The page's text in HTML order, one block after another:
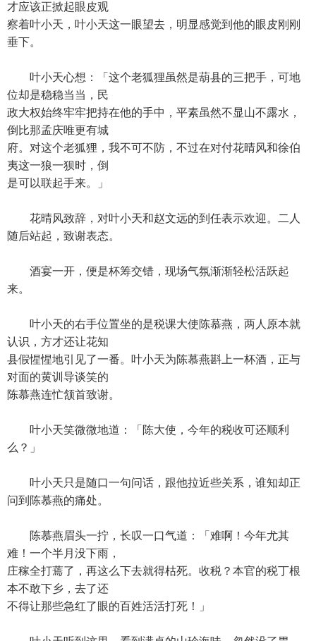
才应该正掀起眼皮观
察着叶小天，叶小天这一眼望去，明显感觉到他的眼皮刚刚
垂下。
叶小天心想：「这个老狐狸虽然是葫县的三把手，可地
位却是稳稳当当，民
政大权始终牢牢把持在他的手中，平素虽然不显山不露水，
倒比那孟庆唯更有城
府。对这个老狐狸，我不可不防，不过在对付花晴风和徐伯
夷这一狼一狈时，倒
是可以联起手来。」
花晴风致辞，对叶小天和赵文远的到任表示欢迎。二人
随后站起，致谢表态。
酒宴一开，便是杯筹交错，现场气氛渐渐轻松活跃起
来。
叶小天的右手位置坐的是税课大使陈慕燕，两人原本就
认识，方才还让花知
县假惺惺地引见了一番。叶小天为陈慕燕斟上一杯酒，正与
对面的黄训导谈笑的
陈慕燕连忙颔首致谢。
叶小天笑微微地道：「陈大使，今年的税收可还顺利
么？」
叶小天只是随口一句问话，跟他拉近些关系，谁知却正
问到陈慕燕的痛处。
陈慕燕眉头一拧，长叹一口气道：「难啊！今年尤其
难！一个半月没下雨，
庄稼全打蔫了，再这么下去就得枯死。收税？本官的税丁根
本不敢下乡，去了还
不得让那些急红了眼的百姓活活打死！」